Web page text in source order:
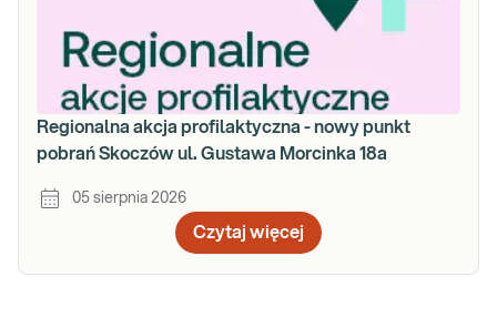
Regionalna akcja profilaktyczna - nowy punkt
pobrań Skoczów ul. Gustawa Morcinka 18a
05 sierpnia 2026
Czytaj więcej